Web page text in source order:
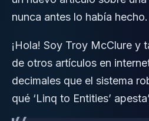
nunca antes lo había hecho.
¡Hola! Soy Troy McClure y
de otros artículos en
decimales que el sistema
qué ‘Linq to Entities’